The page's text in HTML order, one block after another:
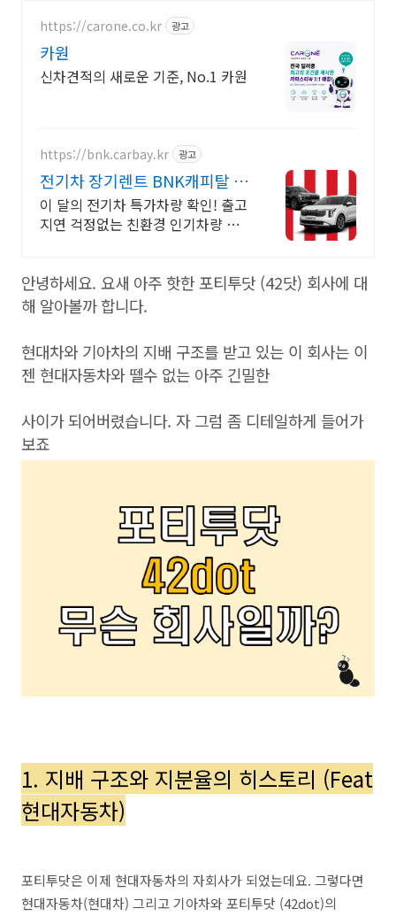
https://carone.co.kr 광고
카원
신차견적의 새로운 기준, No.1 카원
https://bnk.carbay.kr 광고
전기차 장기렌트 BNK캐피탈 전
기차 인기모델 타임특가
이 달의 전기차 특가차량 확인! 출고
지연 걱정없는 친환경 인기차량 선
고 선점!
안녕하세요. 요새 아주 핫한 포티투닷 (42닷) 회사에 대
해 알아볼까 합니다.
현대차와 기아차의 지배 구조를 받고 있는 이 회사는 이
젠 현대자동차와 뗄수 없는 아주 긴밀한
사이가 되어버렸습니다. 자 그럼 좀 디테일하게 들어가
보죠
1. 지배 구조와 지분율의 히스토리 (Feat
현대자동차)
포티투닷은 이제 현대자동차의 자회사가 되었는데요. 그렇다면
현대자동차(현대차) 그리고 기아차와 포티투닷 (42dot)의